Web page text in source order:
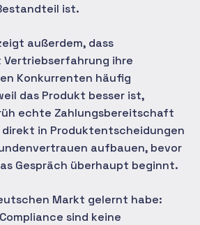
ist.
außerdem, dass
Vertriebserfahrung ihre
Konkurrenten häufig
das Produkt besser ist,
echte Zahlungsbereitschaft
in Produktentscheidungen
aufbauen, bevor
Gespräch überhaupt beginnt.
Markt gelernt habe:
sind keine